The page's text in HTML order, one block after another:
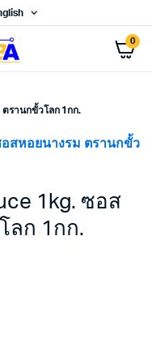
0
รานกขั้วโลก 1กก.
1kg. ซอส
ลก 1กก.